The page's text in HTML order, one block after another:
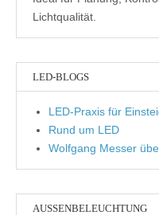
Lichtqualität.
LED-BLOGS
LED-Praxis für
Rund um LED
Wolfgang Messer
AUSSENBELEUCHTUNG